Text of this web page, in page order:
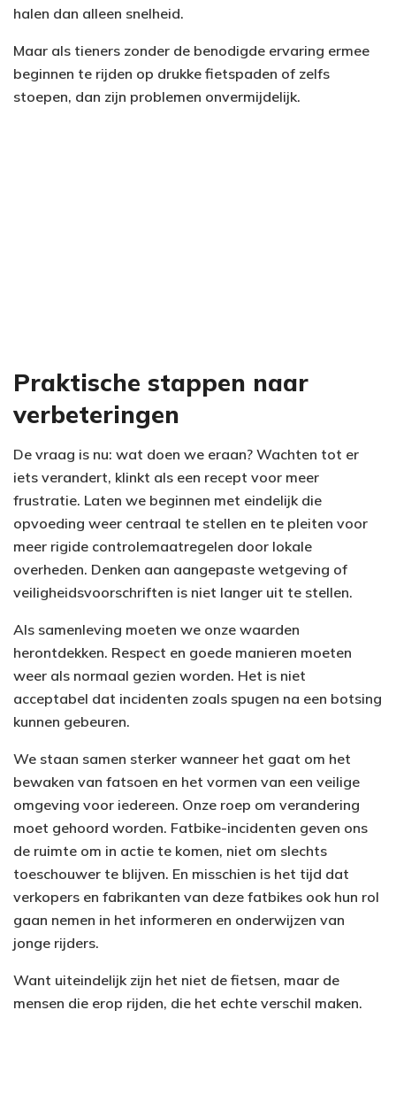
halen dan alleen snelheid.
Maar als tieners zonder de benodigde ervaring ermee
beginnen te rijden op drukke fietspaden of zelfs
stoepen, dan zijn problemen onvermijdelijk.
Praktische stappen naar
verbeteringen
De vraag is nu: wat doen we eraan? Wachten tot er
iets verandert, klinkt als een recept voor meer
frustratie. Laten we beginnen met eindelijk die
opvoeding weer centraal te stellen en te pleiten voor
meer rigide controlemaatregelen door lokale
overheden. Denken aan aangepaste wetgeving of
veiligheidsvoorschriften is niet langer uit te stellen.
Als samenleving moeten we onze waarden
herontdekken. Respect en goede manieren moeten
weer als normaal gezien worden. Het is niet
acceptabel dat incidenten zoals spugen na een botsing
kunnen gebeuren.
We staan samen sterker wanneer het gaat om het
bewaken van fatsoen en het vormen van een veilige
omgeving voor iedereen. Onze roep om verandering
moet gehoord worden. Fatbike-incidenten geven ons
de ruimte om in actie te komen, niet om slechts
toeschouwer te blijven. En misschien is het tijd dat
verkopers en fabrikanten van deze fatbikes ook hun rol
gaan nemen in het informeren en onderwijzen van
jonge rijders.
Want uiteindelijk zijn het niet de fietsen, maar de
mensen die erop rijden, die het echte verschil maken.